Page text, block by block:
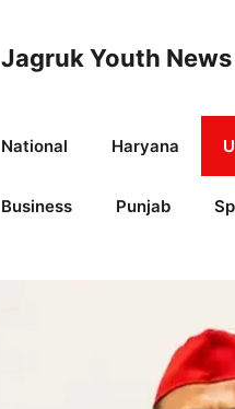
Jagruk Youth News
National Haryana
Business Punjab